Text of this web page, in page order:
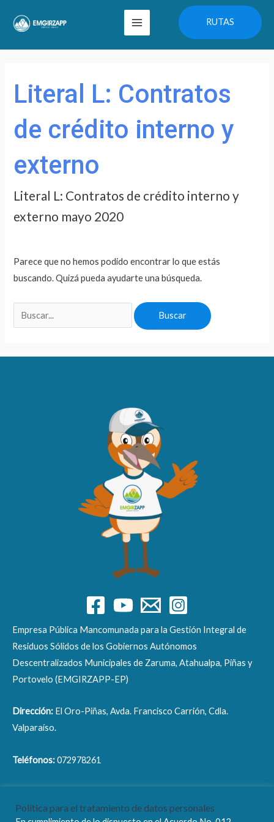
Main
Menu
RUTAS
Literal L: Contratos
de crédito interno y
externo
Literal L: Contratos de crédito interno y
externo mayo 2020
Parece que no hemos podido encontrar lo que estás
buscando. Quizá pueda ayudarte una búsqueda.
Empresa Pública Mancomunada para la Gestión Integral de
Residuos Sólidos de los Gobiernos Autónomos
Descentralizados Municipales de Zaruma, Atahualpa, Piñas y
Portovelo (EMGIRZAPP-EP)
Dirección: El Oro-Piñas, Avda. Francisco Carrión, Cdla.
Valparaíso.
Teléfonos:072978261
Política para el tratamiento de datos personales